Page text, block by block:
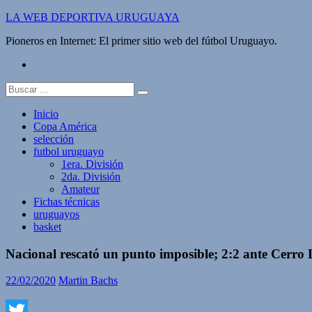
Saltar
contenido
LA WEB DEPORTIVA URUGUAYA
Pioneros en Internet: El primer sitio web del fútbol Uruguayo.
Buscar:
Inicio
Copa América
selección
futbol uruguayo
1era. División
2da. División
Amateur
Fichas técnicas
uruguayos
basket
Nacional rescató un punto imposible; 2:2 ante Cerro
22/02/2020 Martin Bachs